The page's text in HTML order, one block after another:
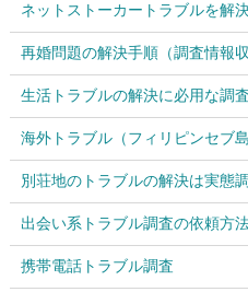
ネットストーカートラブルを解
再婚問題の解決手順（調査情報
生活トラブルの解決に必用な調
海外トラブル（フィリピンセブ島
別荘地のトラブルの解決は実態
出会い系トラブル調査の依頼方
携帯電話トラブル調査